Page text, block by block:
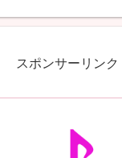
もユーモラ
年の
スポンサーリンク